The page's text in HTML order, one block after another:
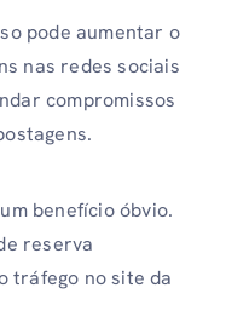
pode aumentar o
nas redes sociais
compromissos
benefício óbvio.
reserva
tráfego no site da